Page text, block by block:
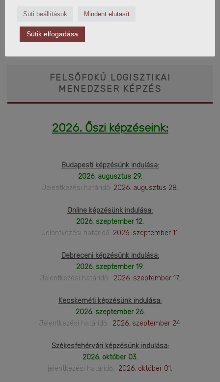
FELSŐFOKÚ LOGISZTIKAI
MENEDZSER KÉPZÉS
2026. Őszi képzéseink:
Budapesti képzésünk indulása:
2026. augusztus 29.
Jelentkezési határidő: 2026. augusztus 28.
Online képzésünk indulása:
2026. szeptember 12.
Jelentkezési határidő: 2026. szeptember 11.
Debreceni képzésünk indulása:
2026. szeptember 19.
Jelentkezési határidő: 2026. szeptember 17.
Kecskeméti képzésünk indulása:
2026. szeptember 26.
Jelentkezési határidő: 2026. szeptember 24.
Székesfehérvári képzésünk indulása:
2026. október 03.
jelentkezési határidő: 2026. október 01.
Süti beállítások Mindent elutasít
Sütik elfogadása